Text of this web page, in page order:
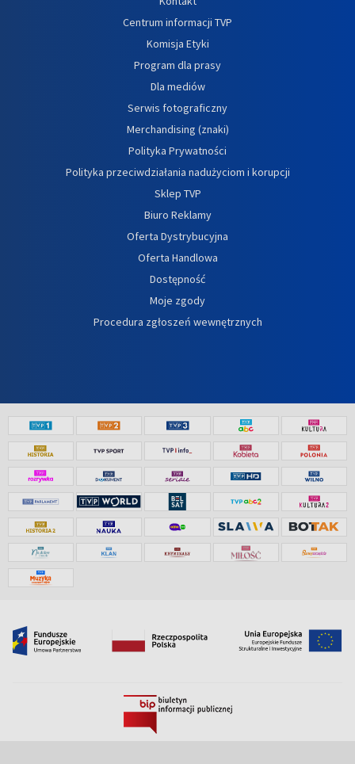
Centrum informacji TVP
Komisja Etyki
Program dla prasy
Dla mediów
Serwis fotograficzny
Merchandising (znaki)
Polityka Prywatności
Polityka przeciwdziałania nadużyciom i korupcji
Sklep TVP
Biuro Reklamy
Oferta Dystrybucyjna
Oferta Handlowa
Dostępność
Moje zgody
Procedura zgłoszeń wewnętrznych